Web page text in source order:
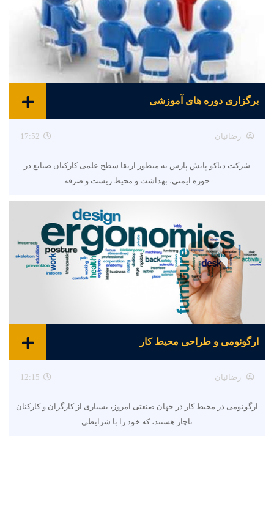
برگزاری دوره های آموزشی
رضائیان 17:52
شرکت دیاکو پایش پارس به منظور ارتقا سطح علمی کارکنان صنایع در
حوزه ایمنی، بهداشت و محیط زیست و صرفه
ارگونومی و طراحی محیط کار
رضائیان 12:15
ارگونومی در محیط کار در جهان صنعتی امروز، بسیاری از کارگران و کارکنان
ناچار هستند، که خود را با شرایطی